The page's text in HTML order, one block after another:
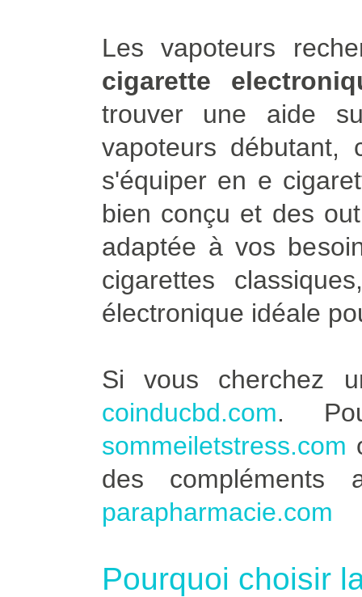
Les vapoteurs
cigarette
trouver une aide
vapoteurs
s'équiper en e
bien conçu et des
adaptée à vos
cigarettes
électronique idéale
Si vous cherchez
coinducbd.com.
sommeiletstress.com
des compléments
parapharmacie.com
Pourquoi choisir